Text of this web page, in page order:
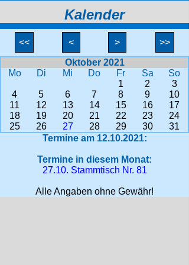
Kalender
<< < >
>>
Oktober 2021
Mo
Di Mi Do Fr Sa
So
1
2
3
4
5 6 7 8 9
10
11
12 13 14 15 16
17
18
19 20 21 22 23
24
25
26 27 28 29 30
31
Termine am 12.10.2021:
Termine in diesem Monat:
27.10. Stammtisch Nr. 81
Alle Angaben ohne Gewähr!